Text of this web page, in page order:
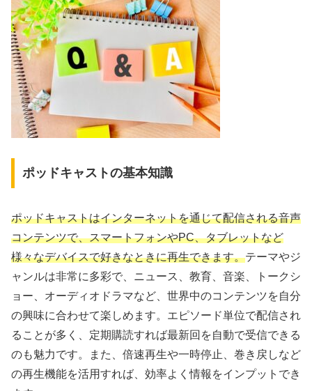
ポッドキャストの基本知識
ポッドキャストはインターネットを通じて配信される音声
コンテンツで、スマートフォンやPC、タブレットなど
様々なデバイスで好きなときに再生できます。テーマやジ
ャンルは非常に多彩で、ニュース、教育、音楽、トークシ
ョー、オーディオドラマなど、世界中のコンテンツを自分
の興味に合わせて楽しめます。エピソード単位で配信され
ることが多く、定期購読すれば最新回を自動で受信できる
のも魅力です。また、倍速再生や一時停止、巻き戻しなど
の再生機能を活用すれば、効率よく情報をインプットでき